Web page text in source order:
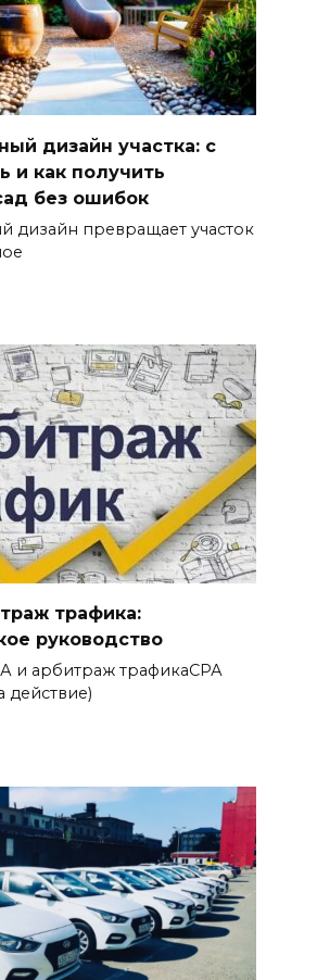
дизайн участка: с
и как получить
без ошибок
дизайн превращает участок
трафика:
руководство
и арбитраж трафикаСРА
действие)